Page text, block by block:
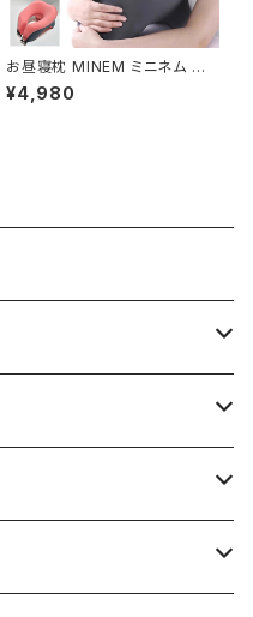
お昼寝枕 MINEM ミニネム 仮
眠枕 うつぶせ枕 ネックピロー
洗える 軽量 通気性 机 デスク
¥4,980